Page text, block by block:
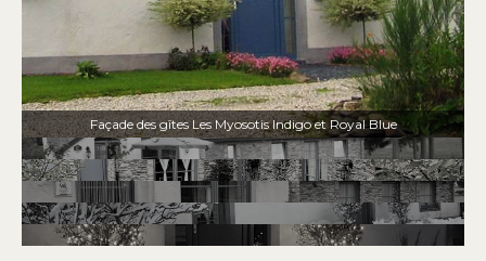
Façade des gîtes Les Myosotis Indigo et Royal Blue